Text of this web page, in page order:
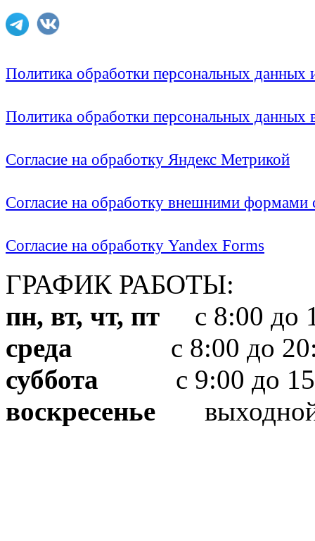
Политика обработки персональных
Политика обработки персональных
Согласие на обработку Яндекс Метрикой
Согласие на обработку внешними формами
Согласие на обработку Yandex Forms
ГРАФИК РАБОТЫ:
пн, вт, чт, пт с 8:00 до
среда с 8:00 до
суббота с 9:00 до
воскресенье